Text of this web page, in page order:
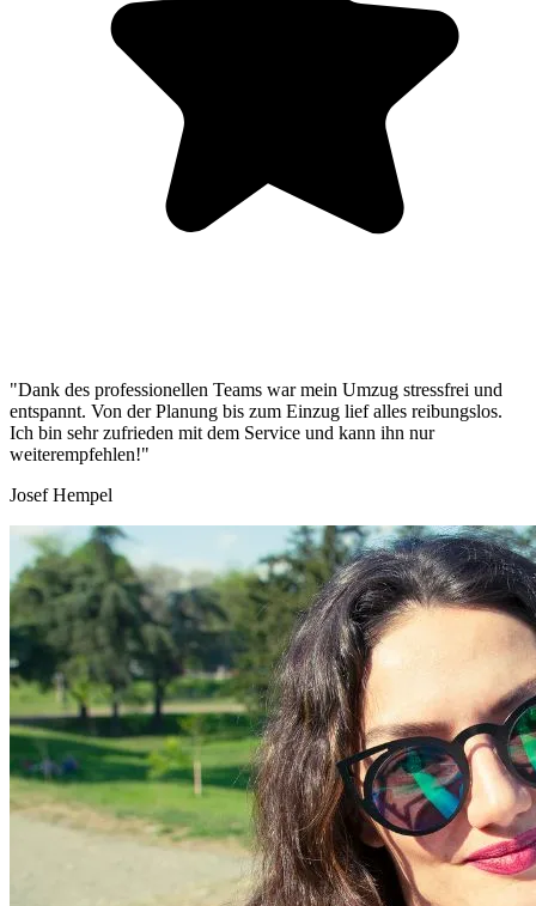
"Dank des professionellen Teams war mein Umzug stressfrei und
entspannt. Von der Planung bis zum Einzug lief alles reibungslos.
Ich bin sehr zufrieden mit dem Service und kann ihn nur
weiterempfehlen!"
Josef Hempel